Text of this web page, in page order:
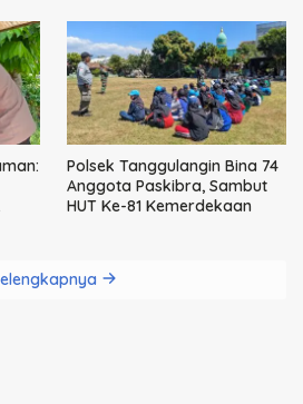
Polsek Tanggulangin Bina 74
Anggota Paskibra, Sambut
HUT Ke-81 Kemerdekaan